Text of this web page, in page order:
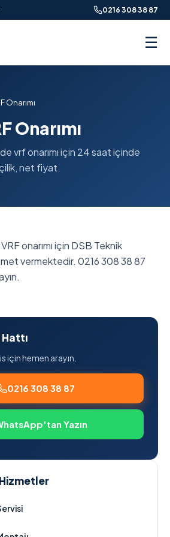
0216 308 38 87
☰
Onarımı
Onarımı
vrf onarımı için 24 saat içinde
net fiyat.
onarımı için DSB Teknik
vermektedir. 0216 308 38 87
için hemen arayın.
0216 308 38 87
Yazın